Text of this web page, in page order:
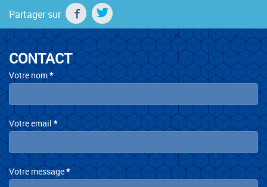
Partager sur
CONTACT
Contact
Votre nom*
Votre email *
Votre message*